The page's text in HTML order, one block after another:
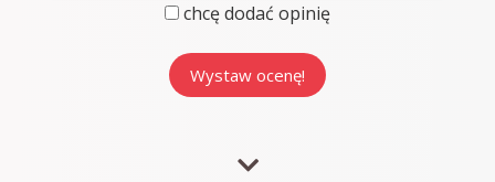
chcę dodać opinię